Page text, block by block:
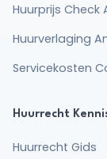
Huurprijs
Huurverlaging
Servicekosten
Huurrecht
Huurrecht Gids